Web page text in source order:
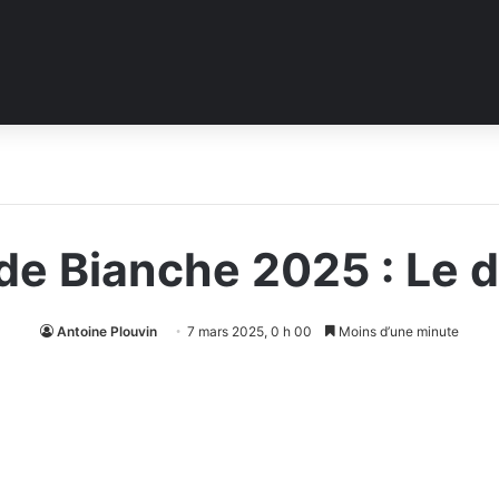
Bianche 2025 : Le
Antoine Plouvin 7 mars 2025, 0 h 00 Moins d’une minute